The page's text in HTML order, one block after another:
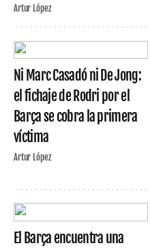
Artur López
Ni Marc Casadó ni De Jong:
el fichaje de Rodri por el
Barça se cobra la primera
víctima
Artur López
El Barça encuentra una